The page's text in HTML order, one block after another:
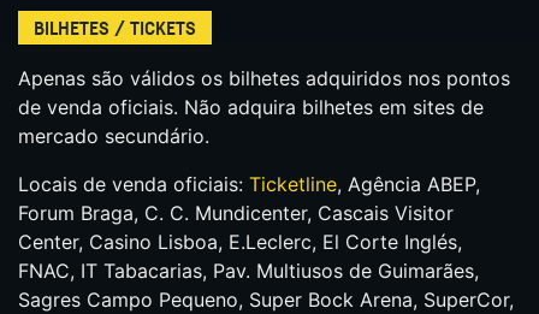
BILHETES / TICKETS
Apenas são válidos os bilhetes adquiridos nos pontos
de venda oficiais. Não adquira bilhetes em sites de
mercado secundário.
Locais de venda oficiais: Ticketline, Agência ABEP,
Forum Braga, C. C. Mundicenter, Cascais Visitor
Center, Casino Lisboa, E.Leclerc, El Corte Inglés,
FNAC, IT Tabacarias, Pav. Multiusos de Guimarães,
Sagres Campo Pequeno, Super Bock Arena, SuperCor,